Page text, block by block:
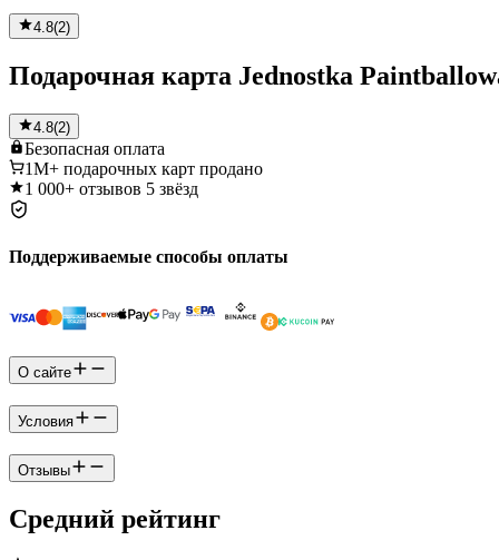
4.8(2)
Подарочная карта Jednostka
4.8(2)
Безопасная оплата
1M+ подарочных карт продано
1 000+ отзывов 5 звёзд
Поддерживаемые способы оплаты
О сайте
Условия
Отзывы
Средний рейтинг